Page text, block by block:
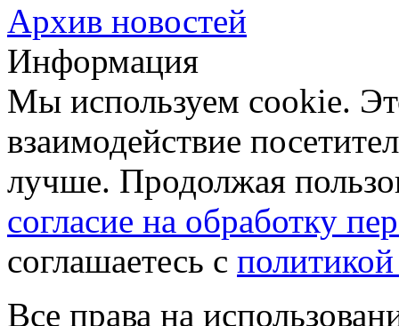
Архив новостей
Информация
Мы используем cookie.
взаимодействие
лучше. Продолжая
согласие на обработку
соглашаетесь с
Все права на